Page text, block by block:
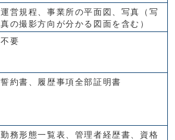
運営規程、事業所の平面図、写真（写
真の撮影方向が分かる図面を含む）
不要
誓約書、履歴事項全部証明書
勤務形態一覧表、管理者経歴書、資格